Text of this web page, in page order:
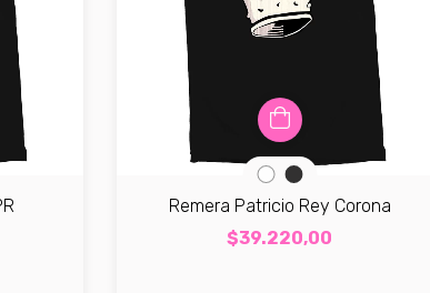
Remera Patricio Rey Corona
$39.220,00